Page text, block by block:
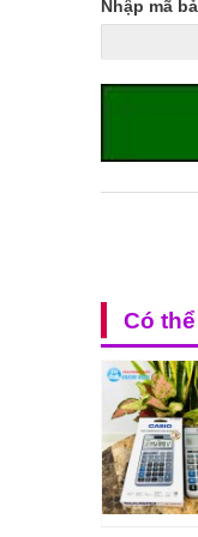
Nhập mã
Có